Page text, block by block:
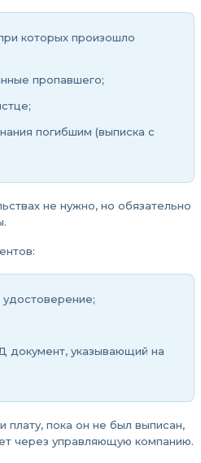
которых произошло
пропавшего;
погибшим (выписка с
не нужно, но обязательно
документ, указывающий на
плату, пока он не был выписан,
через управляющую компанию.